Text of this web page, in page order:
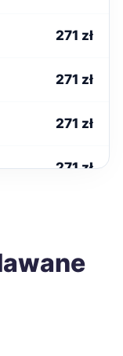
271 zł
271 zł
271 zł
271 zł
272 zł